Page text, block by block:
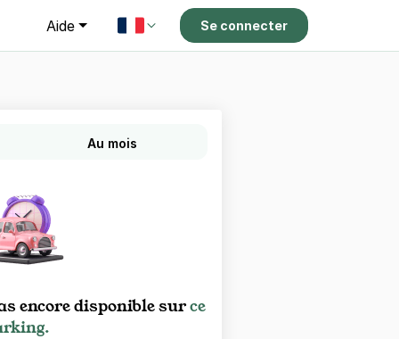
Aide Se connecter
Au mois
encore disponible surce